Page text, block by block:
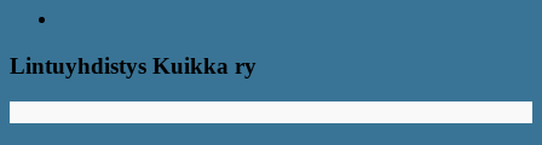
Lintuyhdistys Kuikka ry